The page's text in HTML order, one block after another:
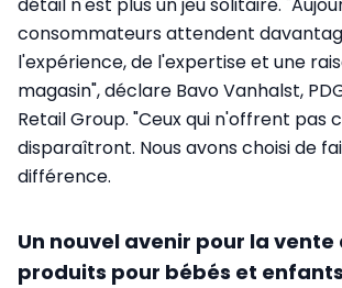
détail n'est plus un jeu solitaire.
consommateurs attendent
l'expérience, de l'expertise et une
magasin", déclare Bavo Vanhalst,
Retail Group. "Ceux qui n'offrent pas
disparaîtront. Nous avons choisi de
différence.
Un nouvel avenir pour la
produits pour bébés et enfants